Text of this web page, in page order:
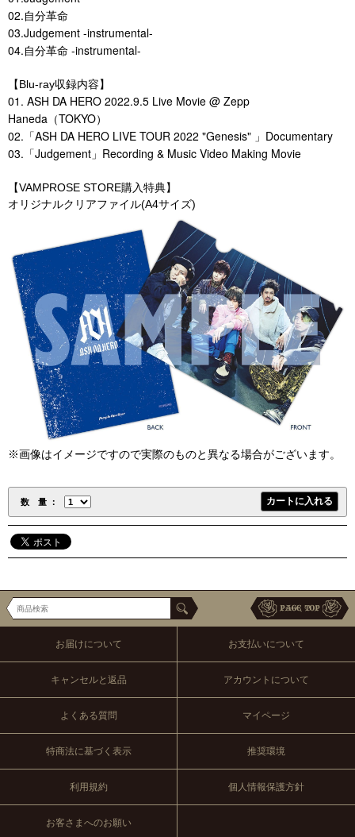
02.自分革命
03.Judgement -instrumental-
04. 自分革命 -instrumental-
【Blu-ray収録内容】
01. ASH DA HERO 2022.9.5 Live Movie @ Zepp
Haneda（TOKYO）
02.「ASH DA HERO LIVE TOUR 2022 "Genesis" 」Documentary
03. 「 Judgement 」 Recording & Music Video Making Movie
【VAMPROSE STORE購入特典】
オリジナルクリアファイル(A4サイズ)
※画像はイメージですので実際のものと異なる場合がございます。
数 量
お届けについて お支払いについて
キャンセルと返品 アカウントについて
よくある質問 マイページ
特商法に基づく表示 推奨環境
利用規約 個人情報保護方針
お客さまへのお願い